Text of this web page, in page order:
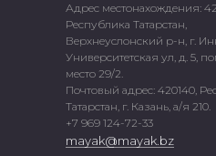
Адрес местонахождения:
Республика Татарстан,
Верхнеуслонский р-н, г.
Университетская ул, д. 5,
место 29/2.
Почтовый адрес: 420140,
Татарстан, г. Казань, а/я 210.
+7 969 124-72-33
mayak@mayak.bz